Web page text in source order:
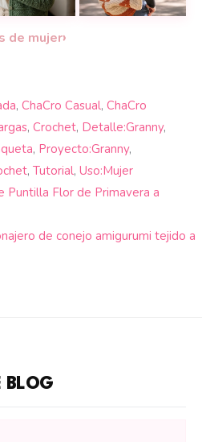
Chaqueta Gea a
de mujer›
, ChaCro Casual, ChaCro
, Crochet, Detalle:Granny,
, Proyecto:Granny,
, Tutorial, Uso:Mujer
Puntilla Flor de Primavera a
de conejo amigurumi tejido a
BLOG